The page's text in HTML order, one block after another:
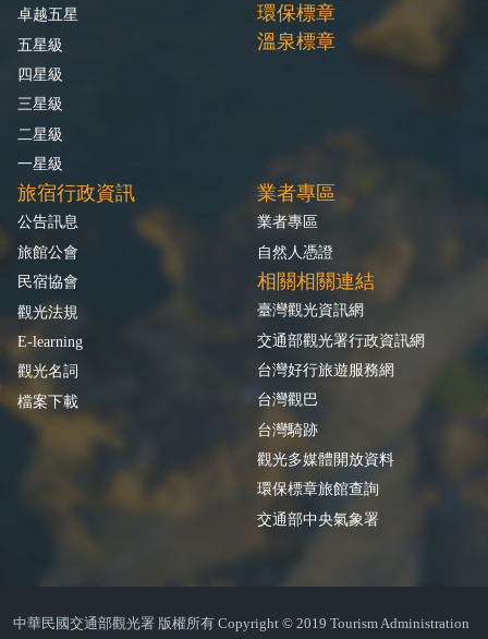
卓越五星
五星級
四星級
三星級
二星級
一星級
環保標章
溫泉標章
旅宿行政資訊
公告訊息
旅館公會
民宿協會
觀光法規
E-learning
觀光名詞
檔案下載
業者專區
業者專區
自然人憑證
相關相關連結
臺灣觀光資訊網
交通部觀光署行政資訊網
台灣好行旅遊服務網
台灣觀巴
台灣騎跡
觀光多媒體開放資料
環保標章旅館查詢
交通部中央氣象署
中華民國交通部觀光署 版權所有 Copyright © 2019 Tourism Administration